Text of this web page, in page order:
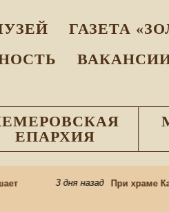
ГАЗЕТА
ЕПАРХИЯ
3 дня назад При храме